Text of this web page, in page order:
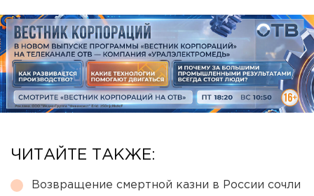
ЧИТАЙТЕ ТАКЖЕ:
Возвращение смертной казни в России сочли